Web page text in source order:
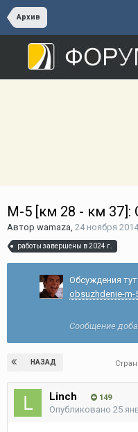
Архив
М-5 [км 28 - км 37]:
Автор wamaza, 24 ноября 2014
работы завершены в 2024 г.
Обсуждения тут
obsuzhdenie-
Сообщение
НАЗАД
Linch 149
Опубликовано 25